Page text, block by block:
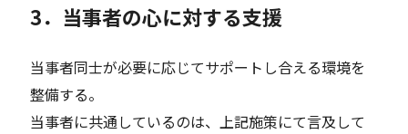
3．当事者の心に対する支援
当事者同士が必要に応じてサポートし合える環境を
整備する。
当事者に共通しているのは、上記施策にて言及して